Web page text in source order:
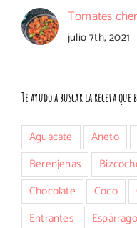
Tomates
julio 7th, 2021
Te ayudo a buscar la receta que
Aguacate Aneto
Berenjenas
Chocolate
Coco
Entrantes